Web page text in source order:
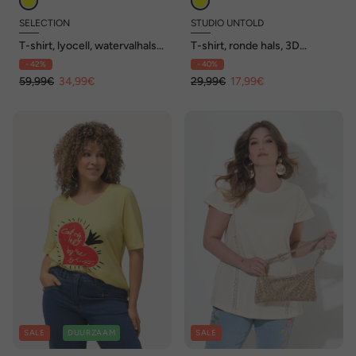
SELECTION
T-shirt, lyocell, watervalhals,
korte mouwen
- 42%
59,99€ 34,99€
STUDIO UNTOLD
T-shirt, ronde hals, 3D
California-statement, unisex
- 40%
29,99€ 17,99€
SALE DUURZAAM SALE